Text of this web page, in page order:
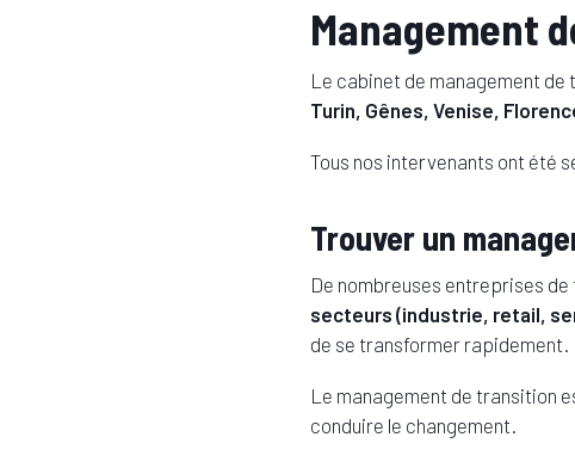
Management
Le cabinet de management
Turin, Gênes, Venise,
Tous nos intervenants ont été
Trouver un
De nombreuses entreprises
secteurs (industrie, retail,
de se transformer rapidement.
Le management de transition
conduire le changement.